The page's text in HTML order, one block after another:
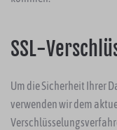
SSL-
Um die Sicherheit Ihrer
verwenden wir dem